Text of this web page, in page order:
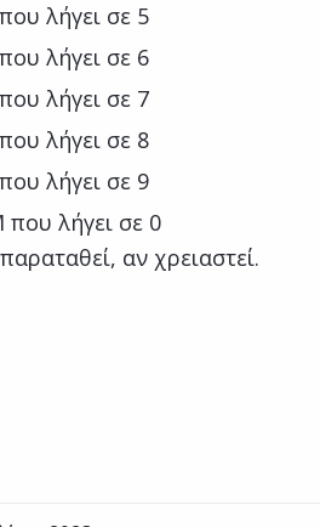
λήγει σε 5
λήγει σε 6
λήγει σε 7
λήγει σε 8
λήγει σε 9
που λήγει σε 0
αν χρειαστεί.